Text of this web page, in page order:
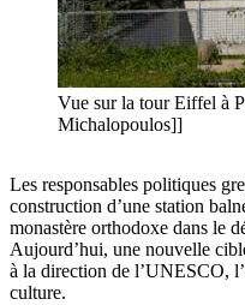
Vue sur la tour Eiffel à
Michalopoulos]]
Les responsables politiques
construction d’une station
monastère orthodoxe dans le
Aujourd’hui, une nouvelle
à la direction de l’UNESCO,
culture.